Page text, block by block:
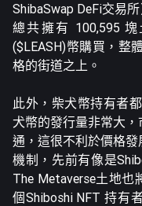
ShibaSwap DeFi交易
總共擁有 100,595
($LEASH)幣購買，整
格的街道之上。
此外，柴犬幣持有者
犬幣的發行量非常大
通，這很不利於價格
機制，先前有像是
The Metaverse土地也
個Shiboshi NFT 持有